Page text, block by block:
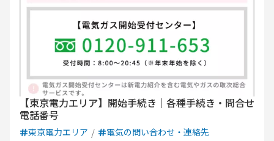
【東京電力エリア】開始手続き｜各種手続き・問合せ
電話番号
東京電力エリア 電気の問い合わせ・連絡先